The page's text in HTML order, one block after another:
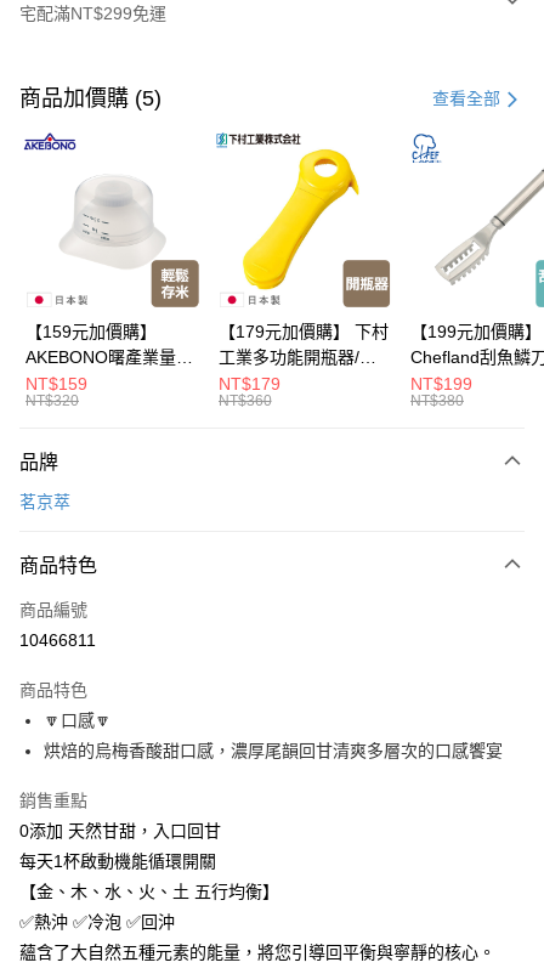
宅配滿NT$299免運
信用卡一次付款
超商取貨付款
LINE Pay
Apple Pay
Google Pay
全盈+PAY
大哥付你分期
【大哥付你分期使用說明】
2.付款方式選擇「大哥付你分期」，訂單成立後會自動跳轉到大哥付的交易
成交易。
3.實際核准額度、可分期數及費用金額請依後續交易確認頁面所載為準。
4.訂單成立30分鐘內，如未前往確認交易或遇審核未通過，訂單將自動取
消。如遇「轉專審核」未通過狀況，表示未達大哥付你分期系統評分，恕無
法說明評估內容。
1.分期款項不併入電信帳單，「大哥付你分期」於每月結算日後寄送繳費提
2.透過簡訊連結打開帳單後，可選擇「超商條碼／台灣大直營門市／銀行轉
帳／街口支付／iPASS MONEY」等通路繳費。
【注意事項】
用戶於交易時，得透過本服務購買商品或服務，並由商店將買賣／分期付款
買賣價金債權讓與本公司後，依約使用本公司帳單繳交帳款。
2.基於同意付款使用「大哥付你分期」之契約關係目的，商店將以您的個人
資料（包含姓名、電話或地址）提供予台灣大哥大進項蒐集、處理及利用，
由本公司與您本人進行分期帳單所需資料之確認、核對及更正。
3.完整用戶服務條款，請詳閱以下連結：https://oppay.tw/userRule
每筆NT$100，滿NT$499(含以上)免運費
每筆NT$100，滿NT$499(含以上)免運費
7-11取貨付款
每筆NT$100，滿NT$499(含以上)免運費
宅配【父親節大回饋】限時$299免運
每筆NT$150，滿NT$299(含以上)免運費
商品加價購 (5) 查看全部
【159元加價購】
AKEBONO曙產業量米
杯漏斗組(白)/量米杯/
米桶/量米用具/任二件8
NT$159
NT$320
【179元加價購】 下村
工業多功能開瓶器/開
瓶器/餐廚用品/料理道
具/任二件8折
NT$179
NT$360
【199元加價購】
Chefland刮魚鱗
魚鱗器/廚房用品/
道具/任二件8折
NT$199
NT$380
品牌
茗京萃
商品特色
商品編號
10466811
商品特色
🔽口感🔽
烘焙的烏梅香酸甜口感，濃厚尾韻回甘清爽多層次的口感饗宴
銷售重點
0添加 天然甘甜，入口回甘
每天1杯啟動機能循環開關
【金、木、水、火、土 五行均衡】
✅熱沖 ✅冷泡 ✅回沖
蘊含了大自然五種元素的能量，將您引導回平衡與寧靜的核心。